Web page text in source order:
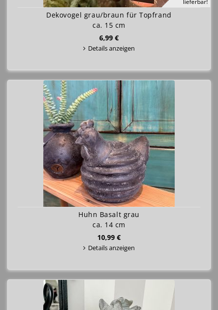
Dekovogel grau/braun für Topfrand
ca. 15 cm
6,99 €
Details anzeigen
Huhn Basalt grau
ca. 14 cm
10,99 €
Details anzeigen